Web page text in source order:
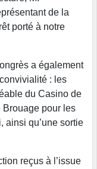
de la
porté à notre
a également
: les
du Casino de
pour les
ainsi qu’une sortie
reçus à l’issue